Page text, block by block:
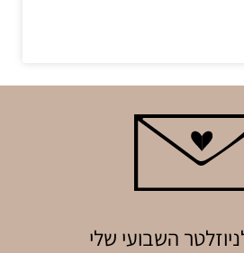
השבועי שלי